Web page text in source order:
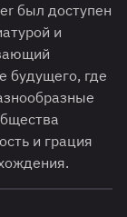
был доступен
и
будущего, где
и грация